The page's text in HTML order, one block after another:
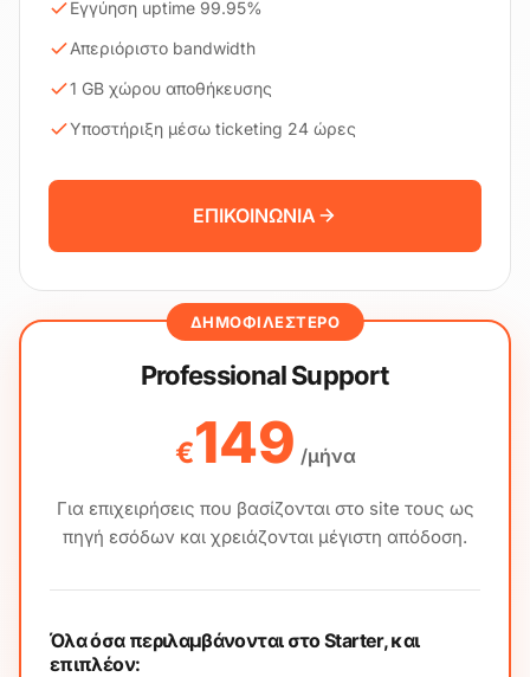
Εγγύηση uptime 99.95%
Απεριόριστο bandwidth
1 GB χώρου αποθήκευσης
Υποστήριξη μέσω ticketing 24 ώρες
ΕΠΙΚΟΙΝΩΝΙΑ
ΔΗΜΟΦΙΛΈΣΤΕΡΟ
Professional Support
€149 /μήνα
Για επιχειρήσεις που βασίζονται στο site τους ως
πηγή εσόδων και χρειάζονται μέγιστη απόδοση.
Όλα όσα περιλαμβάνονται στο Starter, και
επιπλέον: